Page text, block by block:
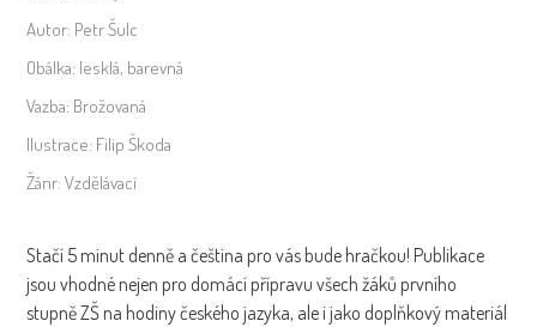
Autor: Petr Šulc
Obálka: lesklá, barevná
Vazba: Brožovaná
Ilustrace: Filip Škoda
Žánr: Vzdělávací
Stačí 5 minut denně a čeština pro vás bude hračkou! Publikace
jsou vhodné nejen pro domácí přípravu všech žáků prvního
stupně ZŠ na hodiny českého jazyka, ale i jako doplňkový materiál